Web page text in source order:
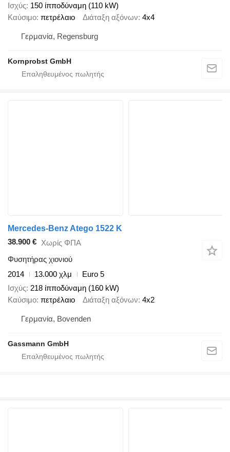
Ισχύς 150 ίπποδύναμη (110 kW)
Καύσιμο πετρέλαιο Διάταξη αξόνων 4x4
Γερμανία, Regensburg
Kornprobst GmbH
Mercedes-Benz Atego 1522 K
38.900 € Χωρίς ΦΠΑ
Φυσητήρας χιονιού
2014
13.000 χλμ
Euro 5
Ισχύς 218 ίπποδύναμη (160 kW)
Καύσιμο πετρέλαιο Διάταξη αξόνων 4x2
Γερμανία, Bovenden
Gassmann GmbH